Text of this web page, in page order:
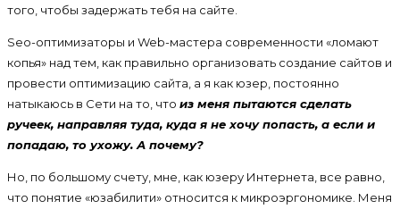
того, чтобы задержать тебя на сайте.
Seo-оптимизаторы и Web-мастера современности «ломают
копья» над тем, как правильно организовать создание сайтов и
провести оптимизацию сайта, а я как юзер, постоянно
натыкаюсь в Сети на то, что из меня пытаются сделать
ручеек, направляя туда, куда я не хочу попасть, а если и
попадаю, то ухожу. А почему?
Но, по большому счету, мне, как юзеру Интернета, все равно,
что понятие «юзабилити» относится к микроэргономике. Меня